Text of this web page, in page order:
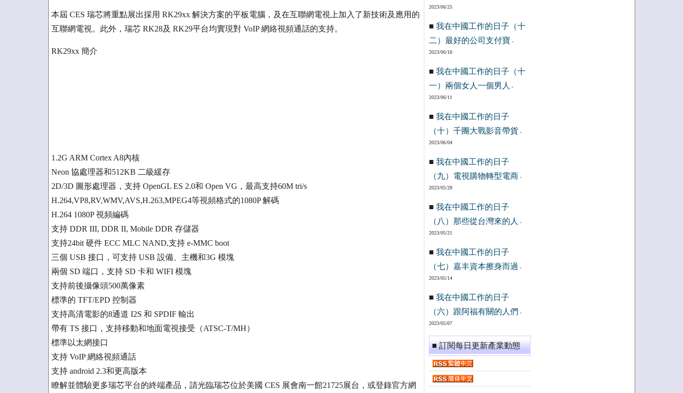
本屆 CES 瑞芯將重點展出採用 RK29xx 解決方案的平板電腦，及在互聯網電視上加入了新技術及應用的
互聯網電視。此外，瑞芯 RK28及 RK29平台均實現對 VoIP 網絡視頻通話的支持。
RK29xx 簡介
1.2G ARM Cortex A8內核
Neon 協處理器和512KB 二級緩存
2D/3D 圖形處理器，支持 OpenGL ES 2.0和 Open VG，最高支持60M tri/s
H.264,VP8,RV,WMV,AVS,H.263,MPEG4等視頻格式的1080P 解碼
H.264 1080P 視頻編碼
支持 DDR III, DDR II, Mobile DDR 存儲器
支持24bit 硬件 ECC MLC NAND,支持 e-MMC boot
三個 USB 接口，可支持 USB 設備、主機和3G 模塊
兩個 SD 端口，支持 SD 卡和 WIFI 模塊
支持前後攝像頭500萬像素
標準的 TFT/EPD 控制器
支持高清電影的8通道 I2S 和 SPDIF 輸出
帶有 TS 接口，支持移動和地面電視接受（ATSC-T/MH）
標準以太網接口
支持 VoIP 網絡視頻通話
支持 android 2.3和更高版本
瞭解並體驗更多瑞芯平台的終端產品，請光臨瑞芯位於美國 CES 展會南一館21725展台，或登錄官方網
2023/06/25
■ 我在中國工作的日子（十
二）最好的公司支付寶 -
2023/06/18
■ 我在中國工作的日子（十
一）兩個女人一個男人
-
2023/06/11
■ 我在中國工作的日子
（十）千團大戰影音帶貨 -
2023/06/04
■ 我在中國工作的日子
（九）電視購物轉型電商 -
2023/05/28
■ 我在中國工作的日子
（八）那些從台灣來的人
-
2023/05/21
■ 我在中國工作的日子
（七）嘉丰資本擦身而過 -
2023/05/14
■ 我在中國工作的日子
（六）跟阿福有關的人們 -
2023/05/07
■ 訂閱每日更新產業動態